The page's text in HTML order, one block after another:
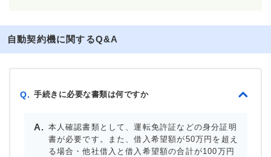
自動契約機に関するQ&A
Q. 手続きに必要な書類は何ですか
本人確認書類として、運転免許証などの身分証明
書が必要です。また、借入希望額が50万円を超え
る場合・他社借入と借入希望額の合計が100万円